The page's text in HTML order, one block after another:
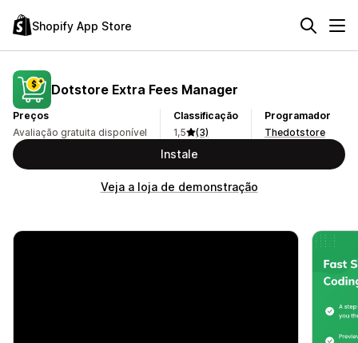
Shopify App Store
Dotstore Extra Fees Manager
Preços
Avaliação gratuita disponível
Classificação
1,5
(3)
Programador
Thedotstore
Instale
Veja a loja de demonstração